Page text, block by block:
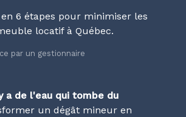
6 étapes pour minimiser les
locatif à Québec.
par un gestionnaire
a de l'eau qui tombe du
un dégât mineur en